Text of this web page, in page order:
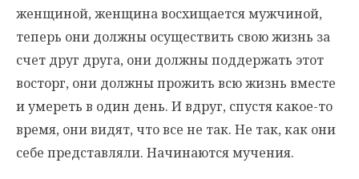
женщиной, женщина восхищается мужчиной,
теперь они должны осуществить свою жизнь за
счет друг друга, они должны поддержать этот
восторг, они должны прожить всю жизнь вместе
и умереть в один день. И вдруг, спустя какое-то
время, они видят, что все не так. Не так, как они
себе представляли. Начинаются мучения.